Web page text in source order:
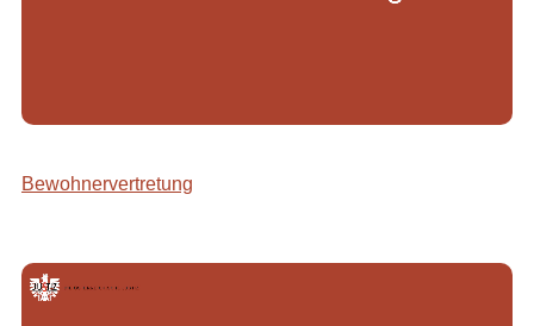
Bewohnervertretung